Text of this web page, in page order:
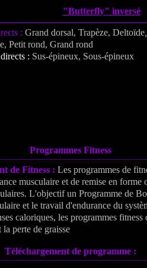
"Butterfly" inversé
: Grand dorsal, Trapèze, Deltoïde
Petit rond, Grand rond
: Sus-épineux, Sous-épineux
Programmes Fitness
de Fitness : Les programmes de
musculaire et de remise en forme
L'objectif un Programme de
et le travail d'endurance du
caloriques, les programmes
perte de graisse
Téléchargement de programme :